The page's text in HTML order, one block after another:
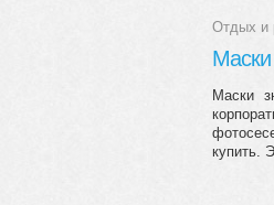
Отдых и
Маски
Маски
купить.